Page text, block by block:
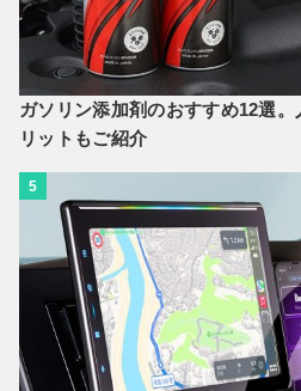
ガソリン添加剤のおすすめ12選
リットもご紹介
5